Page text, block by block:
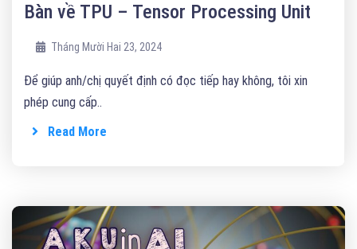
Bàn về TPU – Tensor Processing Unit
Tháng Mười Hai 23, 2024
Để giúp anh/chị quyết định có đọc tiếp hay không, tôi xin
phép cung cấp..
Read More